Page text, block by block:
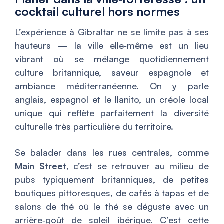
cocktail culturel hors normes
L’expérience à Gibraltar ne se limite pas à ses
hauteurs — la ville elle‑même est un lieu
vibrant où se mélange quotidiennement
culture britannique, saveur espagnole et
ambiance méditerranéenne. On y parle
anglais, espagnol et le llanito, un créole local
unique qui reflète parfaitement la diversité
culturelle très particulière du territoire.
Se balader dans les rues centrales, comme
Main Street, c’est se retrouver au milieu de
pubs typiquement britanniques, de petites
boutiques pittoresques, de cafés à tapas et de
salons de thé où le thé se déguste avec un
arrière‑goût de soleil ibérique. C’est cette